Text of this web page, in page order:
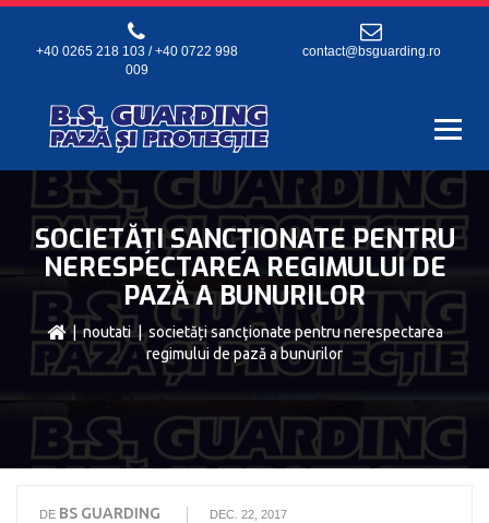
contact@bsguarding.ro
+40 0265 218 103 / +40 0722 998
009
SOCIETĂȚI SANCŢIONATE PENTRU
NERESPECTAREA REGIMULUI DE
PAZĂ A BUNURILOR
|noutati| societăți sancţionate pentru nerespectarea
regimului de pază a bunurilor
DE BS GUARDING DEC. 22, 2017